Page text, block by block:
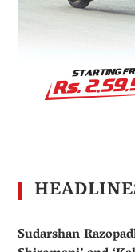
Sudarshan